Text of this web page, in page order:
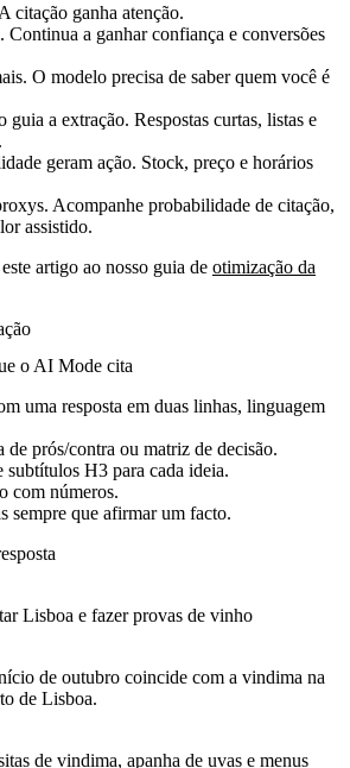
citação ganha atenção.
Continua a ganhar confiança e conversões
O modelo precisa de saber quem você é
guia a extração. Respostas curtas, listas e
geram ação. Stock, preço e horários
Acompanhe probabilidade de citação,
assistido.
artigo ao nosso guia de otimização da
o AI Mode cita
uma resposta em duas linhas, linguagem
de prós/contra ou matriz de decisão.
subtítulos H3 para cada ideia.
com números.
sempre que afirmar um facto.
Lisboa e fazer provas de vinho
de outubro coincide com a vindima na
de Lisboa.
de vindima, apanha de uvas e menus